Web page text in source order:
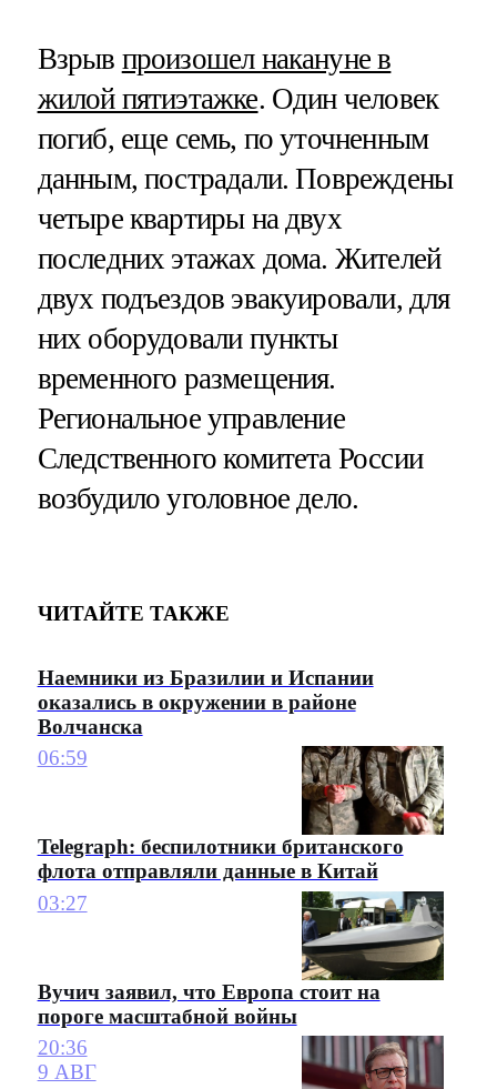
Взрыв произошел накануне в
жилой пятиэтажке. Один человек
погиб, еще семь, по уточненным
данным, пострадали. Повреждены
четыре квартиры на двух
последних этажах дома. Жителей
двух подъездов эвакуировали, для
них оборудовали пункты
временного размещения.
Региональное управление
Следственного комитета России
возбудило уголовное дело.
ЧИТАЙТЕ ТАКЖЕ
Наемники из Бразилии и Испании
оказались в окружении в районе
Волчанска
06:59
Telegraph: беспилотники британского
флота отправляли данные в Китай
03:27
Вучич заявил, что Европа стоит на
пороге масштабной войны
20:36
9 АВГ